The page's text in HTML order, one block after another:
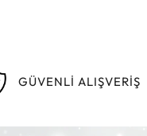
GÜVENLİ ALIŞVERİŞ